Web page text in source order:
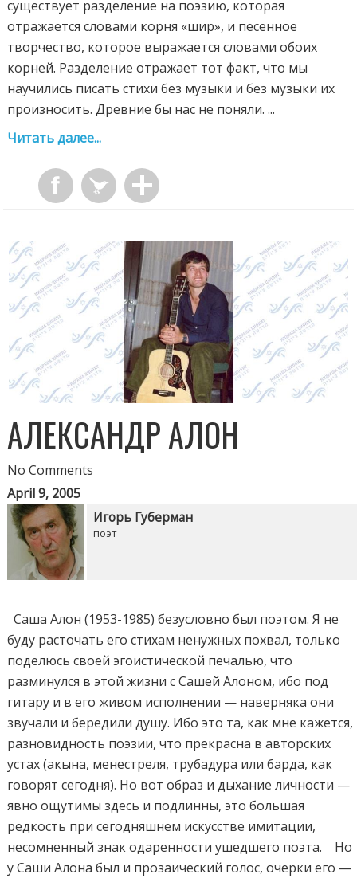
существует разделение на поэзию, которая
отражается словами корня «шир», и песенное
творчество, которое выражается словами обоих
корней. Разделение отражает тот факт, что мы
научились писать стихи без музыки и без музыки их
произносить. Древние бы нас не поняли. ...
Читать далее...
АЛЕКСАНДР АЛОН
No Comments
April 9, 2005
Игорь Губерман
поэт
Саша Алон (1953-1985) безусловно был поэтом. Я не
буду расточать его стихам ненужных похвал, только
поделюсь своей эгоистической печалью, что
разминулся в этой жизни с Сашей Алоном, ибо под
гитару и в его живом исполнении — наверняка они
звучали и бередили душу. Ибо это та, как мне кажется,
разновидность поэзии, что прекрасна в авторских
устах (акына, менестреля, трубадура или барда, как
говорят сегодня). Но вот образ и дыхание личности —
явно ощутимы здесь и подлинны, это большая
редкость при сегодняшнем искусстве имитации,
несомненный знак одаренности ушедшего поэта. Но
у Саши Алона был и прозаический голос, очерки его —